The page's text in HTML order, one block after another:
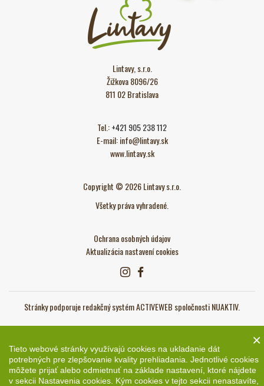
Lintavy, s.r.o.
Žižkova 8096/26
811 02 Bratislava
Tel.:+421 905 238 112
E-mail:info@lintavy.sk
www.lintavy.sk
Copyright © 2026 Lintavy s.r.o.
Všetky práva vyhradené.
Ochrana osobných údajov
Aktualizácia nastavení cookies
Stránky podporuje redakčný systém ACTIVEWEB spoločnostiNUAKTIV.
Tieto webové stránky využívajú cookies na ukladanie dát
potrebných pre zlepšovanie kvality prehliadania. Jednotlivé cookies
môžete prijať alebo odmietnuť na základe nastavení, ktoré nájdete
v sekcii Nastavenia cookies. Kým cookies v tejto sekcii nenastavíte,
×